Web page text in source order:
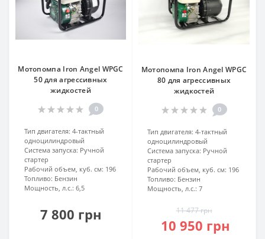
Мотопомпа Iron Angel WPGC
50 для агрессивных
жидкостей
0
Тип двигателя: 4-тактный
одноцилиндровый
Система запуска: Ручной
стартер
Рабочий объем, куб. см: 196
Топливо: Бензин
Мощность, л.с.: 6,5
7 800 грн
Мотопомпа Iron Angel WPGC
80 для агрессивных
жидкостей
0
Тип двигателя: 4-тактный
одноцилиндровый
Система запуска: Ручной
стартер
Рабочий объем, куб. см: 196
Топливо: Бензин
Мощность, л.с.: 7
11 477 грн
10 950 грн